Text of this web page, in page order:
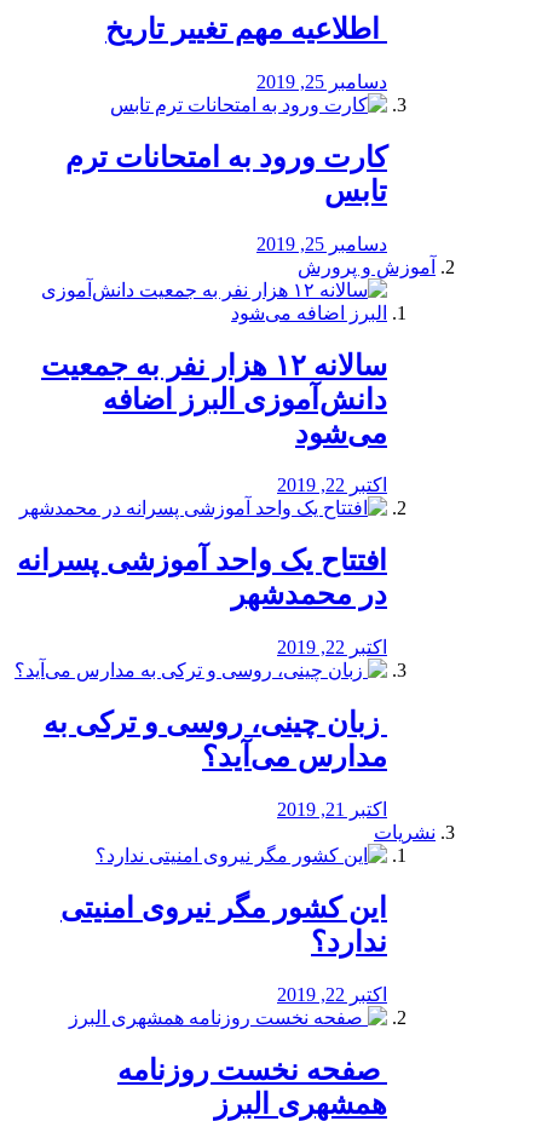
️ اطلاعیه مهم تغییر تاریخ
دسامبر 25, 2019
کارت ورود به امتحانات ترم
تابس
دسامبر 25, 2019
آموزش و پرورش
️سالانه ۱۲ هزار نفر به جمعیت
دانش‌آموزی البرز اضافه
می‌شود
اکتبر 22, 2019
افتتاح یک واحد آموزشی پسرانه
در محمدشهر
اکتبر 22, 2019
️ زبان چینی، روسی و ترکی به
مدارس می‌آید؟
اکتبر 21, 2019
نشریات
این کشور مگر نیروی امنیتی
ندارد؟
اکتبر 22, 2019
️ صفحه نخست روزنامه‌
همشهری البرز